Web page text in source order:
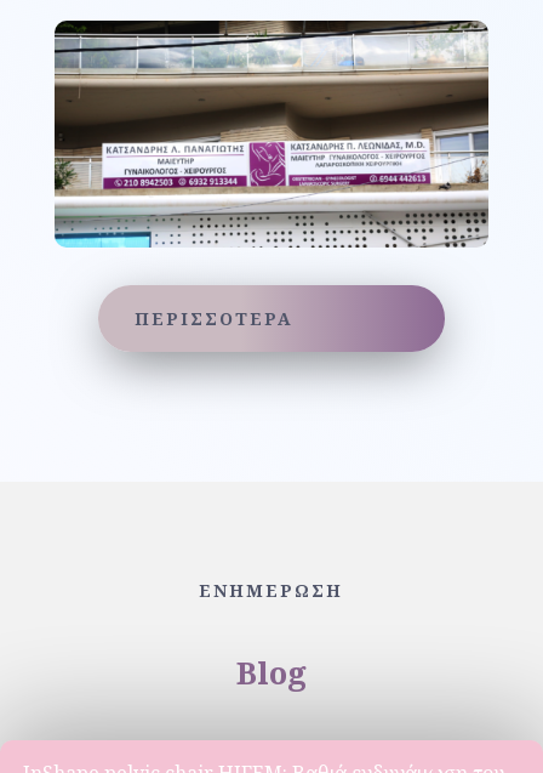
ΠΕΡΙΣΣΟΤΕΡΑ
ΕΝΗΜΕΡΩΣΗ
Blog